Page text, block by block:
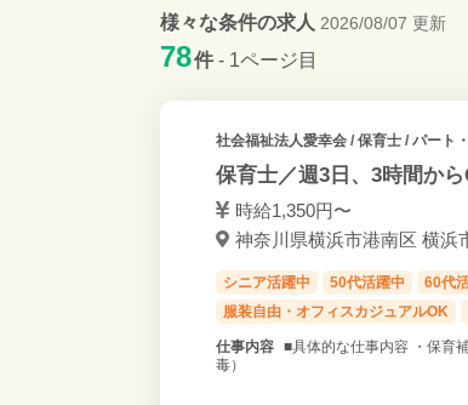
様々な条件の求人 2026/08/07 更新
78件 - 1ページ目
社会福祉法人愛幸会/ 保育士 / パート
保育士／週3日、3時間か
時給1,350円〜
神奈川県横浜市港南区 横浜
シニア活躍中 50代活躍中 60代
服装自由・オフィスカジュアルOK
仕事内容
■具体的な仕事内容 ・保育
毒）